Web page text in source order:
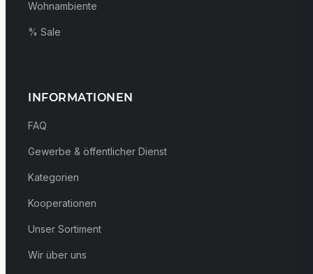
Wohnambiente
% Sale
INFORMATIONEN
FAQ
Gewerbe & öffentlicher Dienst
Kategorien
Kooperationen
Unser Sortiment
Wir über uns